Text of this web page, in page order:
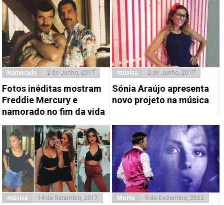
Namorado 2 de Junho, 2017
Fotos inéditas mostram
Freddie Mercury e
namorado no fim da vida
música 2 de Junho, 2017
Sónia Araújo apresenta
novo projeto na música
música 14 de Setembro, 2017 Morte 5 de Dezembro, 2022